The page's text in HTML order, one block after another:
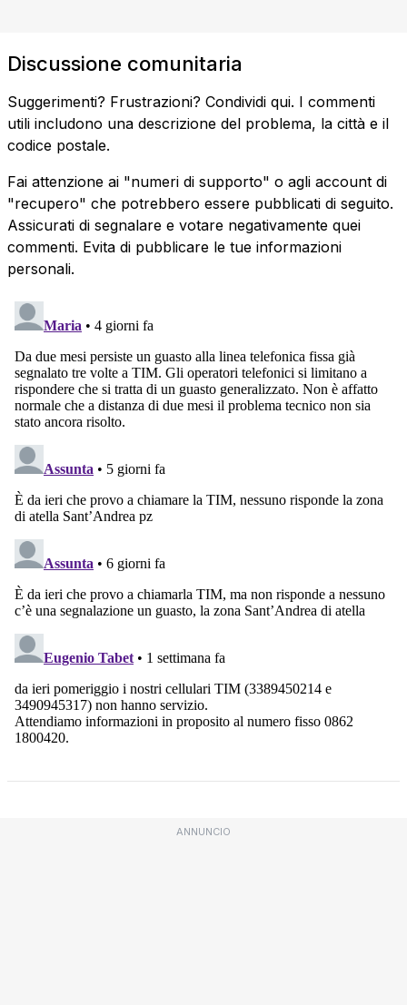
Discussione comunitaria
Suggerimenti? Frustrazioni? Condividi qui. I commenti
utili includono una descrizione del problema, la città e il
codice postale.
Fai attenzione ai "numeri di supporto" o agli account di
"recupero" che potrebbero essere pubblicati di seguito.
Assicurati di segnalare e votare negativamente quei
commenti. Evita di pubblicare le tue informazioni
personali.
ANNUNCIO